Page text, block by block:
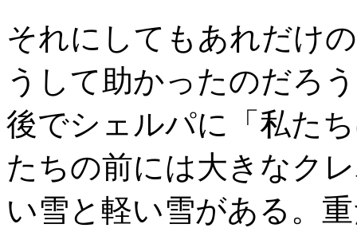
それにしてもあれだけ
うして助かったのだろ
後でシェルパに「私た
たちの前には大きなク
い雪と軽い雪がある。